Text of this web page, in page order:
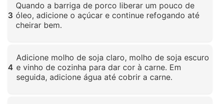
3
Quando a barriga de porco liberar um pouco de
óleo, adicione o açúcar e continue refogando até
cheirar bem.
4
Adicione molho de soja claro, molho de soja escuro
e vinho de cozinha para dar cor à carne. Em
seguida, adicione água até cobrir a carne.